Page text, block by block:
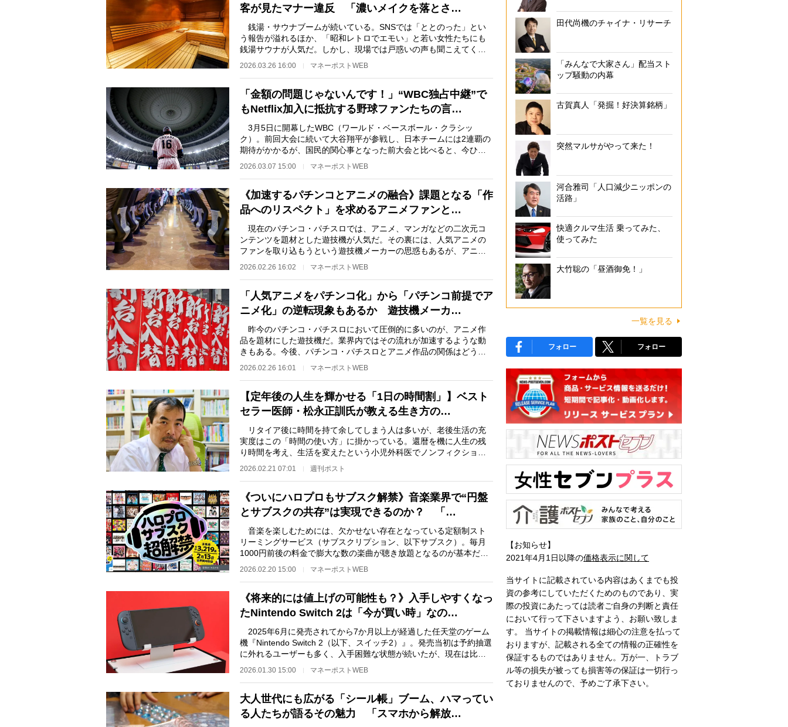
客が見たマナー違反 「濃いメイクを落とさ…
銭湯・サウナブームが続いている。SNSでは「ととのった」とい
う報告が溢れるほか、「昭和レトロでエモい」と若い女性たちにも
銭湯サウナが人気だ。しかし、現場では戸惑いの声も聞こえてく
る。ブームの拡大ととも…
2026.03.26 16:00 マネーポストWEB
「金額の問題じゃないんです！」“WBC独占中継”で
もNetflix加入に抵抗する野球ファンたちの言…
3月5日に開幕したWBC（ワールド・ベースボール・クラシッ
ク）。前回大会に続いて大谷翔平が参戦し、日本チームには2連覇の
期待がかかるが、国民的関心事となった前大会と比べると、今ひと
つ盛り上がりに欠ける印…
2026.03.07 15:00 マネーポストWEB
《加速するパチンコとアニメの融合》課題となる「作
品へのリスペクト」を求めるアニメファンと…
現在のパチンコ・パチスロでは、アニメ、マンガなどの二次元コ
ンテンツを題材とした遊技機が人気だ。その裏には、人気アニメの
ファンを取り込もうという遊技機メーカーの思惑もあるが、アニメ
2026.02.26 16:02 マネーポストWEB
「人気アニメをパチンコ化」から「パチンコ前提でア
ニメ化」の逆転現象もあるか 遊技機メーカ…
昨今のパチンコ・パチスロにおいて圧倒的に多いのが、アニメ作
品を題材にした遊技機だ。業界内ではその流れが加速するような動
きもある。今後、パチンコ・パチスロとアニメ作品の関係はどうな
2026.02.26 16:01 マネーポストWEB
【定年後の人生を輝かせる「1日の時間割」】ベスト
セラー医師・松永正訓氏が教える生き方の…
リタイア後に時間を持て余してしまう人は多いが、老後生活の充
実度はこの「時間の使い方」に掛かっている。還暦を機に人生の残
り時間を考え、生活を変えたという小児外科医でノンフィクション
作家・松永正訓氏（6…
2026.02.21 07:01 週刊ポスト
《ついにハロプロもサブスク解禁》音楽業界で“円盤
とサブスクの共存”は実現できるのか？ 「…
音楽を楽しむためには、欠かせない存在となっている定額制スト
リーミングサービス（サブスクリプション、以下サブスク）。毎月
1000円前後の料金で膨大な数の楽曲が聴き放題となるのが基本だ
2026.02.20 15:00 マネーポストWEB
《将来的には値上げの可能性も？》入手しやすくなっ
たNintendo Switch 2は「今が買い時」なの…
2025年6月に発売されてから7か月以上が経過した任天堂のゲーム
機『Nintendo Switch 2（以下、スイッチ2）』。発売当初は予約抽選
に外れるユーザーも多く、入手困難な状態が続いたが、現在は比較
2026.01.30 15:00 マネーポストWEB
大人世代にも広がる「シール帳」ブーム、ハマってい
る人たちが語るその魅力 「スマホから解放…
田代尚機のチャイナ・リサーチ
「みんなで大家さん」配当スト
ップ騒動の内幕
古賀真人「発掘！好決算銘柄」
突然マルサがやって来た！
河合雅司「人口減少ニッポンの
活路」
快適クルマ生活 乗ってみた、
使ってみた
大竹聡の「昼酒御免！」
一覧を見る
フォロー フォロー
【お知らせ】
2021年4月1日以降の価格表示に関して
当サイトに記載されている内容はあくまでも投
資の参考にしていただくためのものであり、実
際の投資にあたっては読者ご自身の判断と責任
において行って下さいますよう、お願い致しま
す。 当サイトの掲載情報は細心の注意を払って
おりますが、記載される全ての情報の正確性を
保証するものではありません。万が一、トラブ
ル等の損失が被っても損害等の保証は一切行っ
ておりませんので、予めご了承下さい。